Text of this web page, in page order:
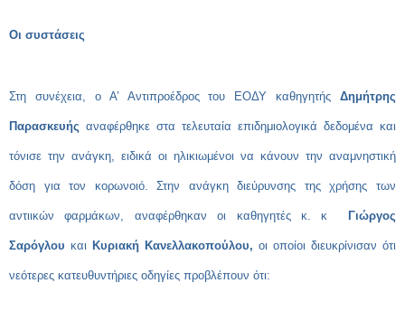
Οι συστάσεις
Στη συνέχεια, ο Α’ Αντιπροέδρος του ΕΟΔΥ καθηγητής Δημήτρης
Παρασκευής αναφέρθηκε στα τελευταία επιδημιολογικά δεδομένα και
τόνισε την ανάγκη, ειδικά οι ηλικιωμένοι να κάνουν την αναμνηστική
δόση για τον κορωνοιό. Στην ανάγκη διεύρυνσης της χρήσης των
αντιικών φαρμάκων, αναφέρθηκαν οι καθηγητές κ. κ Γιώργος
Σαρόγλου και Κυριακή Κανελλακοπούλου, οι οποίοι διευκρίνισαν ότι
νεότερες κατευθυντήριες οδηγίες προβλέπουν ότι: